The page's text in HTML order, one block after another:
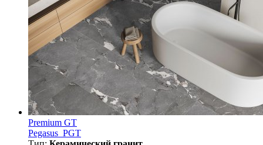
Premium GT
Pegasus_PGT